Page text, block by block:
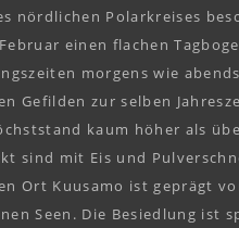
nördlichen Polarkreises
einen flachen
morgens wie
Gefilden zur selben
kaum höher als
sind mit Eis und
Ort Kuusamo ist geprägt
Seen. Die Besiedlung ist